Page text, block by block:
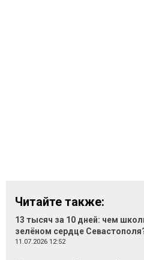
Читайте также:
13 тысяч за 10 дней: чем
зелёном сердце
11.07.2026 12:52